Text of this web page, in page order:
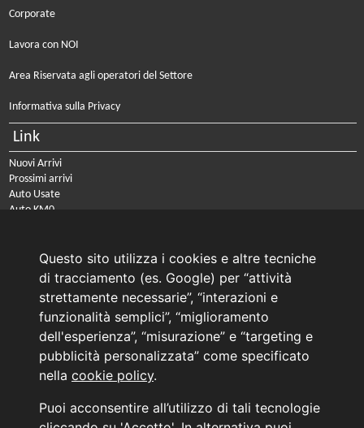
Questo sito utilizza i cookies e altre tecniche
di tracciamento (es. Google) per “attività
strettamente necessarie”, “interazioni e
funzionalità semplici”, “miglioramento
dell'esperienza”, “misurazione” e “targeting e
pubblicità personalizzata” come specificato
nella cookie policy.
Puoi acconsentire all’utilizzo di tali tecnologie
Corporate
Lavora con NOI
Area Riservata agli operatori del Settore
Informativa sulla Privacy
Link
Nuovi Arrivi
Prossimi arrivi
Auto Usate
Auto KM0
PRENOTA IL TUO INTERVENTO DI OFFICINA
PRENOTA LA REVISIONE DELLA TUA AUTO
Consulente Online Usato: 0805608980
Consulente Online Hyundai: 0805608985
AUTO PLANET BARI SRL | BARI, via Zippitelli 32-34 - CAP 70132 | P.I. 05126720720